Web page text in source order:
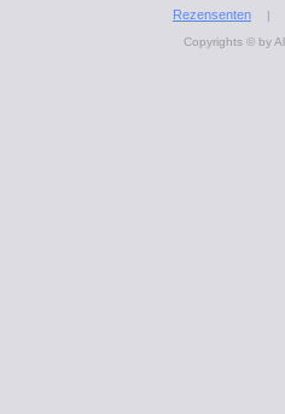
Rezensenten
|
Copyrights © by